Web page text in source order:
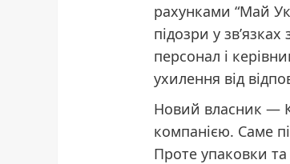
рахунками “Май
підозри у
персонал і
ухилення від
Новий власник —
компанією. Саме
Проте упаковки